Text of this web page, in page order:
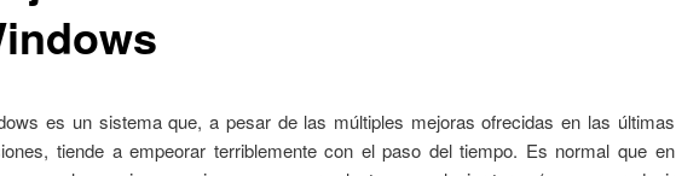
es un sistema que, a pesar de las múltiples mejoras ofrecidas en las últimas
tiende a empeorar terriblemente con el paso del tiempo. Es normal que en